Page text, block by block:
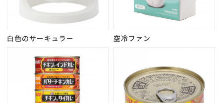
白色のサーキュラー 空冷ファン